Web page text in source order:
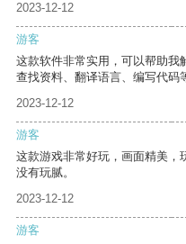
2023-12-12
游客
这款软件非常实用，可以帮助我
查找资料、翻译语言、编写代码
2023-12-12
游客
这款游戏非常好玩，画面精美，
没有玩腻。
2023-12-12
游客